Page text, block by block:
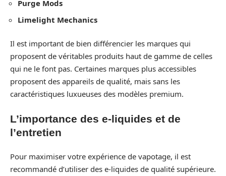
Purge Mods
Limelight Mechanics
Il est important de bien différencier les marques qui
proposent de véritables produits haut de gamme de celles
qui ne le font pas. Certaines marques plus accessibles
proposent des appareils de qualité, mais sans les
caractéristiques luxueuses des modèles premium.
L’importance des e-liquides et de
l’entretien
Pour maximiser votre expérience de vapotage, il est
recommandé d’utiliser des e-liquides de qualité supérieure.